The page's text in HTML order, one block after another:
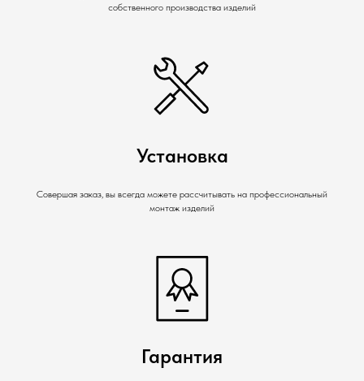
собственного производства изделий
Установка
Совершая заказ, вы всегда можете рассчитывать на профессиональный
монтаж изделий
Гарантия